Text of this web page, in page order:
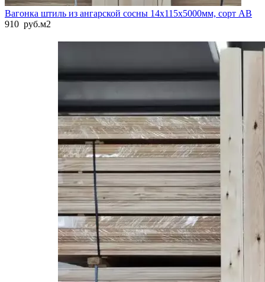
Вагонка штиль из ангарской сосны 14x115x5000мм, сорт AB
910 руб.м2